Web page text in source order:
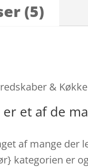
(5)
&
er et af de
af mange der
kategorien er